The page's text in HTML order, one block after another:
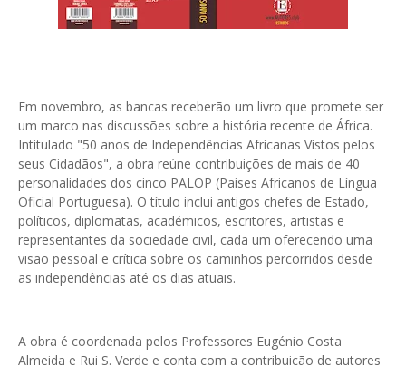
Em novembro, as bancas receberão um livro que promete ser
um marco nas discussões sobre a história recente de África.
Intitulado "50 anos de Independências Africanas Vistos pelos
seus Cidadãos", a obra reúne contribuições de mais de 40
personalidades dos cinco PALOP (Países Africanos de Língua
Oficial Portuguesa). O título inclui antigos chefes de Estado,
políticos, diplomatas, académicos, escritores, artistas e
representantes da sociedade civil, cada um oferecendo uma
visão pessoal e crítica sobre os caminhos percorridos desde
as independências até os dias atuais.
A obra é coordenada pelos Professores Eugénio Costa
Almeida e Rui S. Verde e conta com a contribuição de autores